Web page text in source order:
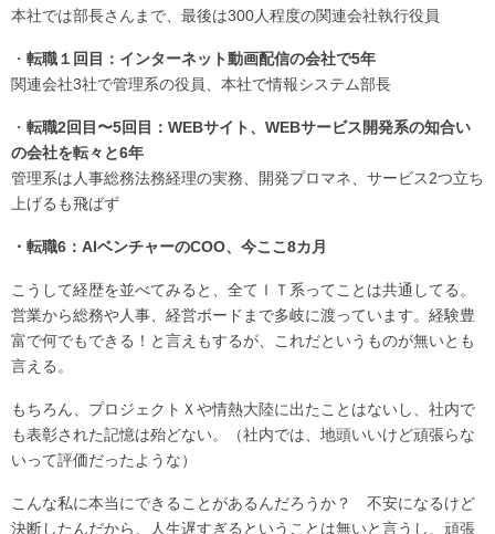
本社では部長さんまで、最後は300人程度の関連会社執行役員
・ 転職１回目：インターネット動画配信の会社で5年
関連会社3社で管理系の役員、本社で情報システム部長
・ 転職2回目〜5回目：WEBサイト、WEBサービス開発系の知合い
の会社を転々と6年
管理系は人事総務法務経理の実務、開発プロマネ、サービス2つ立ち
上げるも飛ばず
・転職6：AIベンチャーのCOO、今ここ8カ月
こうして経歴を並べてみると、全てＩＴ系ってことは共通してる。
営業から総務や人事、経営ボードまで多岐に渡っています。経験豊
富で何でもできる！と言えもするが、これだというものが無いとも
言える。
もちろん、プロジェクトＸや情熱大陸に出たことはないし、社内で
も表彰された記憶は殆どない。（社内では、地頭いいけど頑張らな
いって評価だったような）
こんな私に本当にできることがあるんだろうか？ 不安になるけど
決断したんだから、人生遅すぎるということは無いと言うし、頑張